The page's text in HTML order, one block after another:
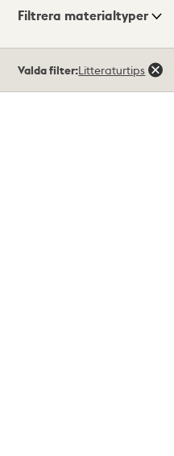
Visningsläge
Filtrera materialtyper
träffar
Valda filter:Litteraturtips